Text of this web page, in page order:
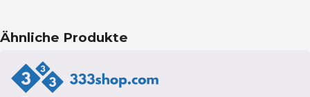
Ähnliche Produkte